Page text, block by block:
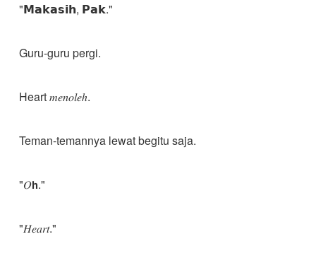
"𝗠𝗮𝗸𝗮𝘀𝗶𝗵, 𝗣𝗮𝗸."
Guru-guru pergi.
Heart 𝑚𝑒𝑛𝑜𝑙𝑒ℎ.
Teman-temannya lewat begitu saja.
"𝑂𝗵."
"𝐻𝑒𝑎𝑟𝑡."